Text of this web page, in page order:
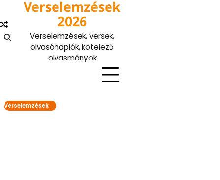
content
Verselemzések
2026
Verselemzések, versek,
olvasónaplók, kötelező
olvasmányok
Verselemzések